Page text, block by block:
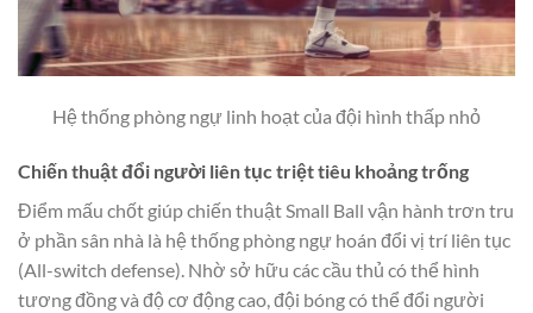
Hệ thống phòng ngự linh hoạt của đội hình thấp nhỏ
Chiến thuật đổi người liên tục triệt tiêu khoảng trống
Điểm mấu chốt giúp chiến thuật Small Ball vận hành trơn tru
ở phần sân nhà là hệ thống phòng ngự hoán đổi vị trí liên tục
(All-switch defense). Nhờ sở hữu các cầu thủ có thể hình
tương đồng và độ cơ động cao, đội bóng có thể đổi người